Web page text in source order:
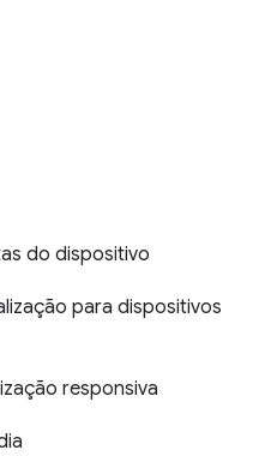
do dispositivo
para dispositivos
responsiva